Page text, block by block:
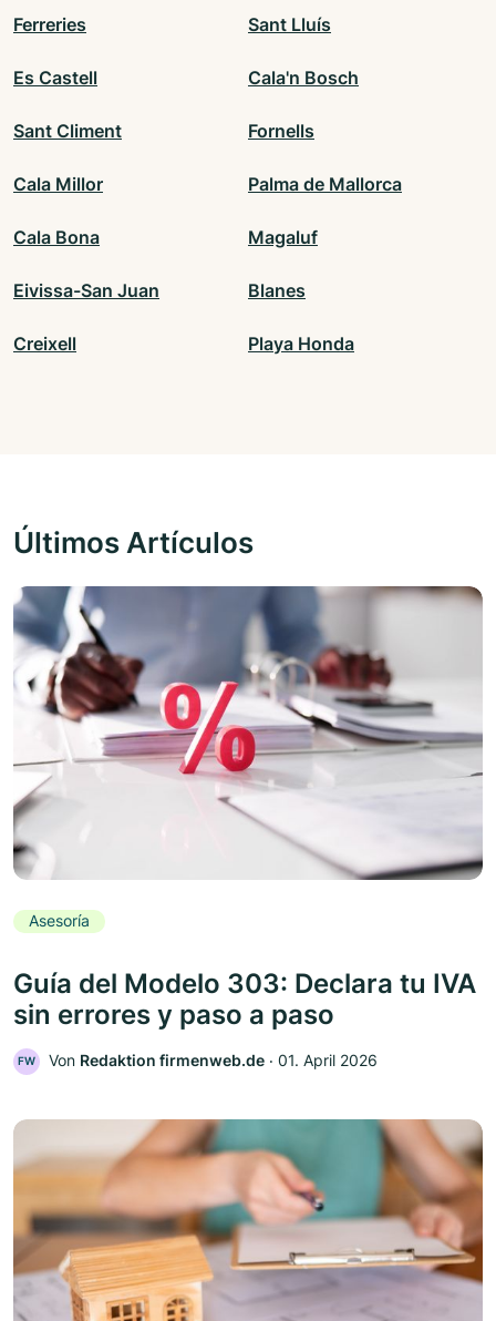
Ferreries Sant Lluís
Es Castell Cala'n Bosch
Sant Climent Fornells
Cala Millor Palma de Mallorca
Cala Bona Magaluf
Eivissa-San Juan Blanes
Creixell Playa Honda
Últimos Artículos
Asesoría
Guía del Modelo 303: Declara tu IVA
sin errores y paso a paso
FW Von Redaktion firmenweb.de ‧ 01. April 2026